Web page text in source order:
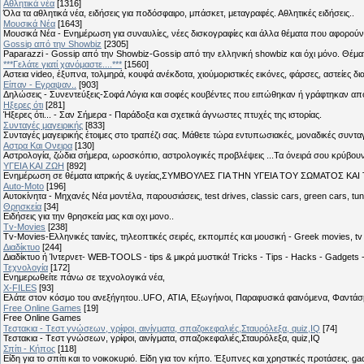
Αθλητικά νέα [1316]
Όλα τα αθλητικά νέα, ειδήσεις για ποδόσφαιρο, μπάσκετ, μεταγραφές. Αθλητικές ειδήσεις..
Μουσικά Νέα [1643]
Μουσικά Νέα - Ενημέρωση για συναυλίες, νέες δισκογραφίες και άλλα θέματα που
Gossip από την Showbiz [2305]
Paparazzi - Gossip από την Showbiz-Gossip από την ελληνική showbiz και όχι μόνο.
***Γελάτε γιατί χανόμαστε....*** [1560]
Αστεια video, έξυπνα, τολμηρά, κουφά ανέκδοτα, χιούμοριστικές εικόνες, φάρσες, αστείες
Είπαν - Εγραψαν..
[903]
Δηλώσεις - Συνεντεύξεις-Σοφά Λόγια και σοφές κουβέντες που ειπώθηκαν ή
Hξερες ότι [281]
Ήξερες ότι... - Σαν Σήμερα - Παράδοξα και σχετικά άγνωστες πτυχές της ιστορίας.
Συνταγές μαγειρικής [833]
Συνταγές μαγειρικής έτοιμες στο τραπέζι σας. Μάθετε τώρα εντυπωσιακές, μοναδικές
Αστρα Και Ονειρα [130]
Αστρολογία, ζώδια σήμερα, ωροσκόπιο, αστρολογικές προβλέψεις ...Τα όνειρά σου
ΥΓΕΙΑ ΚΑΙ ΖΩΗ [892]
Eνημέρωση σε θέματα ιατρικής & υγείας,ΣΥΜΒΟΥΛΕΣ ΓΙΑ ΤΗΝ ΥΓΕΙΑ ΤΟΥ ΣΩΜΑΤΟΣ
Auto-Moto [196]
Αυτοκίνητα - Μηχανές Νέα μοντέλα, παρουσιάσεις, test drives, classic cars, green cars,
Θρησκεία [34]
Ειδήσεις για την θρησκεία μας και οχι μονο..
Tv-Movies [238]
Tv-Movies-Ελληνικές ταινίες, τηλεοπτικές σειρές, εκπομπές και μουσική - Greek movies,
Διαδίκτυο [244]
Διαδίκτυο ή Ίντερνετ- WEB-TOOLS - tips & μικρά μυστικά! Tricks - Tips - Hacks - Gadgets
Τεχνολογία [172]
Ενημερωθείτε πάνω σε τεχνολογικά νέα,
X-FILES [93]
Ελάτε στον κόσμο του ανεξήγητου..UFO, ΑΤΙΑ, Εξωγήινοι, Παραφυσικά φαινόμενα,
Free Online Games [19]
Free Online Games
Τεστακια - Tεστ γνώσεων, γρίφοι, αινίγματα, σπαζοκεφαλιές,Σταυρόλεξα, quiz,IQ [74]
Τεστακια - Tεστ γνώσεων, γρίφοι, αινίγματα, σπαζοκεφαλιές,Σταυρόλεξα, quiz,IQ
Σπίτι - Κήπος [118]
Είδη για το σπίτι και το νοικοκυριό. Είδη για τον κήπο. Έξυπνες και χρηστικές προτάσεις.